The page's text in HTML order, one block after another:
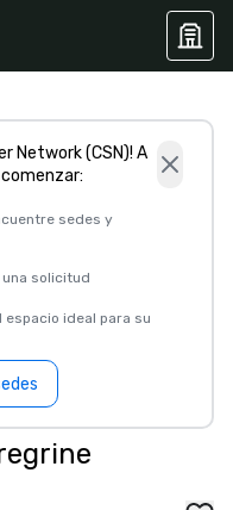
Network (CSN)! A
sedes y
solicitud
ideal para su